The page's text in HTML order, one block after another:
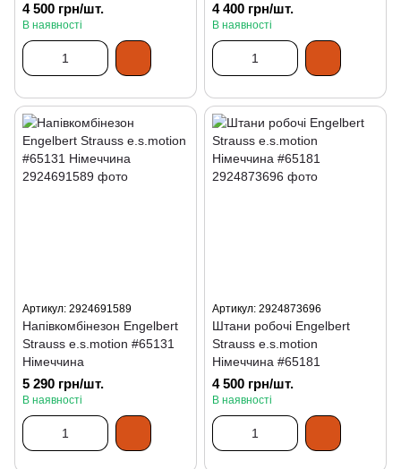
4 500 грн/шт.
В наявності
4 400 грн/шт.
В наявності
Артикул: 2924691589
Напівкомбінезон Engelbert
Strauss e.s.motion #65131
Німеччина
5 290 грн/шт.
В наявності
Артикул: 2924873696
Штани робочі Engelbert
Strauss e.s.motion
Німеччина #65181
4 500 грн/шт.
В наявності